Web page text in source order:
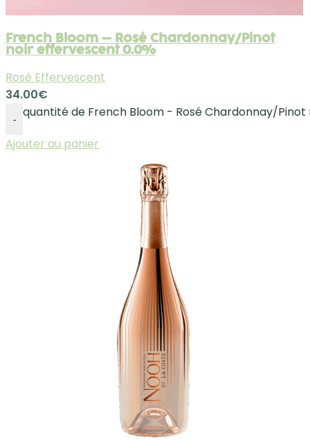
French Bloom – Rosé Chardonnay/Pinot
noir effervescent 0.0%
Rosé Effervescent
34.00€
-
quantité de French Bloom - Rosé Chardonnay/
Ajouter au panier